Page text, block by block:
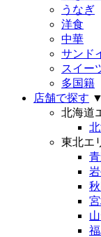
うなぎ
洋食
中華
サンド
スイー
多国籍
店舗で探す ▼
北海道
東北エ